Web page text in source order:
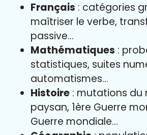
Français : catégories
maîtriser le verbe,
passive…
Mathématiques :
statistiques, suites
automatismes…
Histoire : mutations du
paysan, 1ère Guerre
Guerre mondiale…